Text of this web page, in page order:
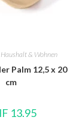
Haushalt & Wohnen
Palm 12,5 x 20
cm
13.95